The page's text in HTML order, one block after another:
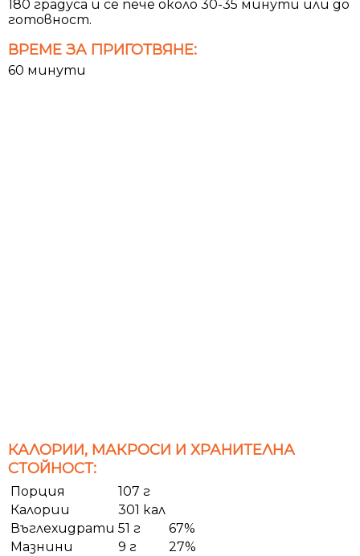
180 градуса и се пече около 30-35 минути или до
готовност.
ВРЕМЕ ЗА ПРИГОТВЯНЕ:
60 минути
КАЛОРИИ, МАКРОСИ И ХРАНИТЕЛНА
СТОЙНОСТ:
Порция
107 г
Калории
301 кал
Въглехидрати 51 г
67%
Мазнини
9 г
27%